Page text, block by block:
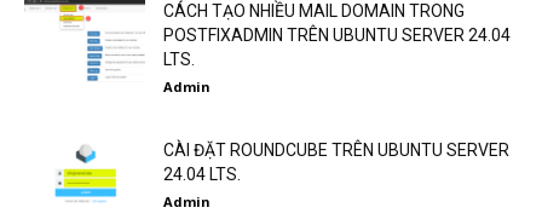
CÁCH TẠO NHIỀU MAIL DOMAIN TRONG
POSTFIXADMIN TRÊN UBUNTU SERVER 24.04
LTS.
Admin
CÀI ĐẶT ROUNDCUBE TRÊN UBUNTU SERVER
24.04 LTS.
Admin